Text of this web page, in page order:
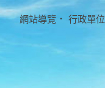
網站導覽 ． 行政單位